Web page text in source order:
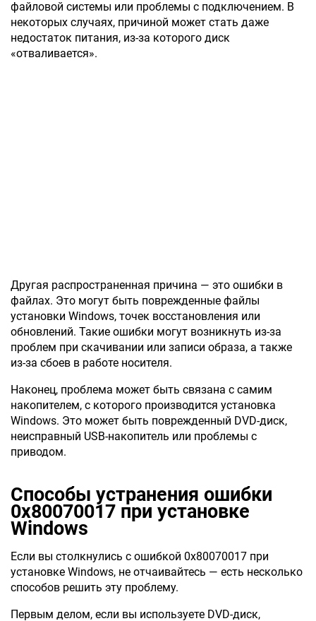
файловой системы или проблемы с подключением. В
некоторых случаях, причиной может стать даже
недостаток питания, из-за которого диск
«отваливается».
Другая распространенная причина — это ошибки в
файлах. Это могут быть поврежденные файлы
установки Windows, точек восстановления или
обновлений. Такие ошибки могут возникнуть из-за
проблем при скачивании или записи образа, а также
из-за сбоев в работе носителя.
Наконец, проблема может быть связана с самим
накопителем, с которого производится установка
Windows. Это может быть поврежденный DVD-диск,
неисправный USB-накопитель или проблемы с
приводом.
Способы устранения ошибки
0x80070017 при установке
Windows
Если вы столкнулись с ошибкой 0x80070017 при
установке Windows, не отчаивайтесь — есть несколько
способов решить эту проблему.
Первым делом, если вы используете DVD-диск,